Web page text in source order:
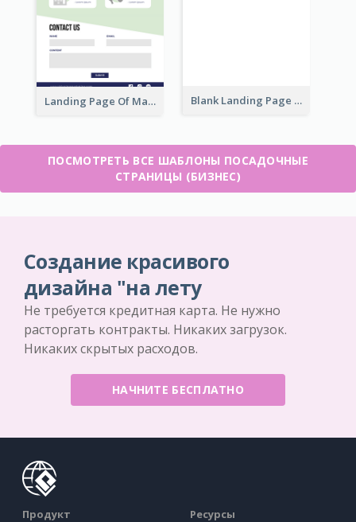
Landing Page Of Marketing Company Blank Landing Page
ПОСМОТРЕТЬ ВСЕ ШАБЛОНЫ ПОСАДОЧНЫЕ
СТРАНИЦЫ (БИЗНЕС)
Создание красивого
дизайна "на лету
Не требуется кредитная карта. Не нужно
расторгать контракты. Никаких загрузок.
Никаких скрытых расходов.
НАЧНИТЕ БЕСПЛАТНО
Продукт Ресурсы